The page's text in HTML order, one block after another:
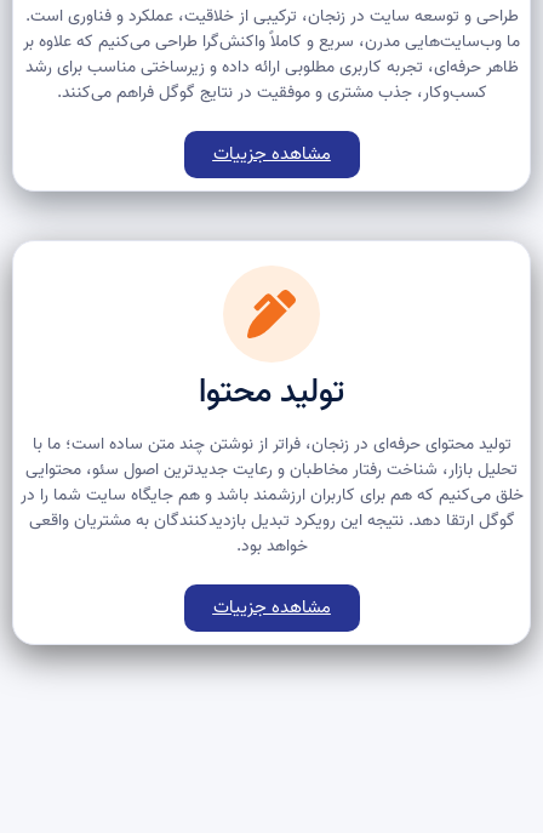
طراحی و توسعه سایت در زنجان، ترکیبی از خلاقیت، عملکرد و فناوری است.
ما وب‌سایت‌هایی مدرن، سریع و کاملاً واکنش‌گرا طراحی می‌کنیم که علاوه بر
ظاهر حرفه‌ای، تجربه کاربری مطلوبی ارائه داده و زیرساختی مناسب برای رشد
کسب‌وکار، جذب مشتری و موفقیت در نتایج گوگل فراهم می‌کنند.
مشاهده جزییات
تولید محتوا
تولید محتوای حرفه‌ای در زنجان، فراتر از نوشتن چند متن ساده است؛ ما با
تحلیل بازار، شناخت رفتار مخاطبان و رعایت جدیدترین اصول سئو، محتوایی
خلق می‌کنیم که هم برای کاربران ارزشمند باشد و هم جایگاه سایت شما را در
گوگل ارتقا دهد. نتیجه این رویکرد تبدیل بازدیدکنندگان به مشتریان واقعی
خواهد بود.
مشاهده جزییات